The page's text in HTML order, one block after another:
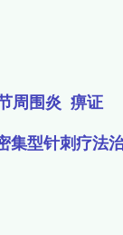
周围炎 痹证
集型针刺疗法